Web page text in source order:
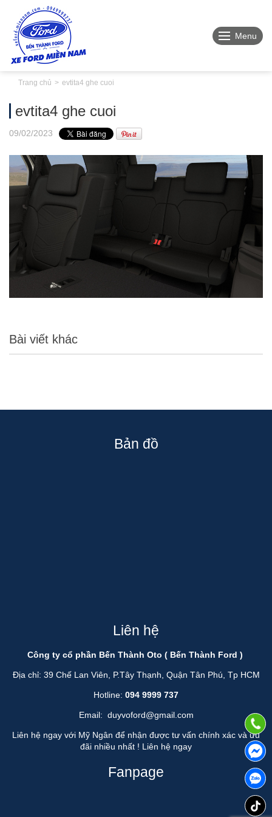
Menu
Trang chủ evtita4 ghe cuoi
evtita4 ghe cuoi
09/02/2023
Bài viết khác
Bản đồ
Liên hệ
Công ty cổ phần Bến Thành Oto ( Bến Thành Ford )
Địa chỉ: 39 Chế Lan Viên, P.Tây Thạnh, Quận Tân Phú, Tp HCM
Hotline: 094 9999 737
Email: duyvoford@gmail.com
Liên hệ ngay với Mỹ Ngân để nhận được tư vấn chính xác và ưu
đãi nhiều nhất ! Liên hệ ngay
Fanpage